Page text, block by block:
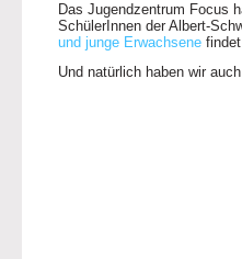
Das Jugendzentrum Focus
SchülerInnen der Albert-
und junge Erwachsene
Und natürlich haben wir